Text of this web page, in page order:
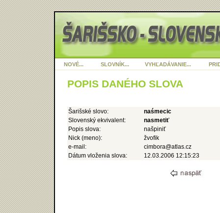
NOVÉ... SLOVNÍK... VYHĽADÁVANIE...
POPIS DANÉHO SLOVA
Šarišské slovo:
naśmecic
Slovenský ekvivalent:
nasmetiť
Popis slova:
našpiniť
Nick (meno):
žvofik
e-mail:
cimbora@atlas.cz
Dátum vloženia slova:
12.03.2006 12:15:23